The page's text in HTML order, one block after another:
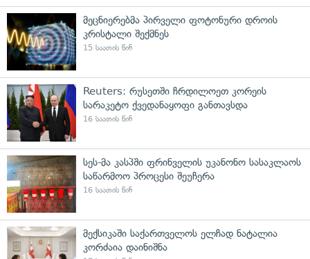
მეცნიერებმა პირველი ფოტონური დროის
კრისტალი შექმნეს
15 საათის წინ
Reuters: რუსეთში ჩრდილოეთ კორეის
სარაკეტო ქვედანაყოფი განთავსდა
16 საათის წინ
სეს-მა კასპში ფრინველის უკანონო სასაკლაოს
საწარმოო პროცესი შეუჩერა
16 საათის წინ
მექსიკაში საქართველოს ელჩად ნატალია
კორძაია დაინიშნა